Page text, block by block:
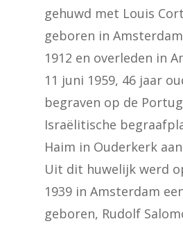
gehuwd met Louis
geboren in
1912 en overleden in
11 juni 1959, 46 jaar
begraven op de
Israëlitische
Haim in Ouderkerk
Uit dit huwelijk werd
1939 in Amsterdam
geboren, Rudolf